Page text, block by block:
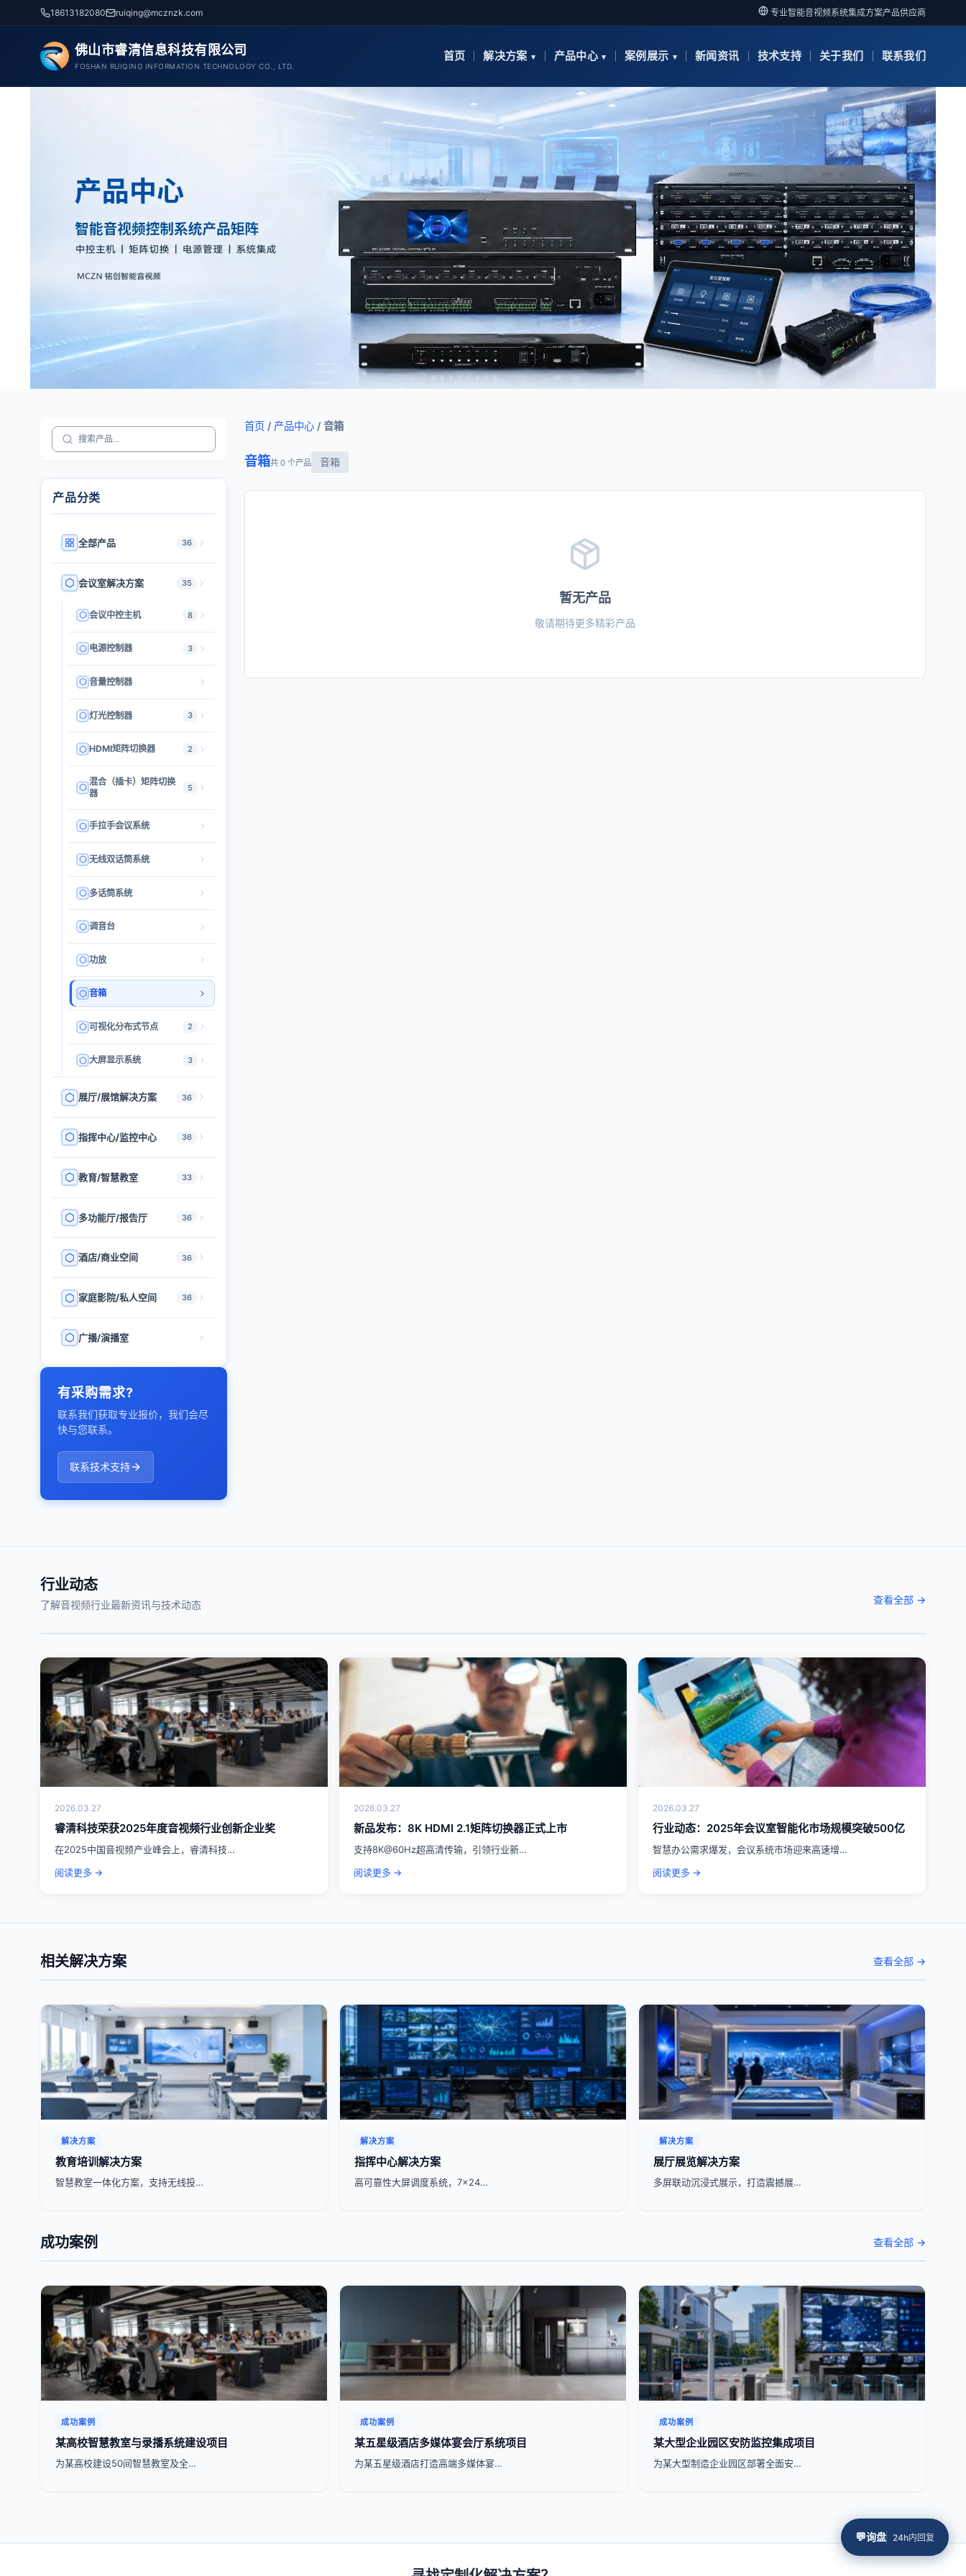
18613182080 ruiqing@mcznzk.com 专业智能音视频系统集成方案产品供应商
佛山市睿清信息科技有限公司
FOSHAN RUIQING INFORMATION TECHNOLOGY CO., LTD.
首页 解决方案 产品中心 案例展示 新闻资讯 技术支持 关于我们 联系我们
产品分类
全部产品 36
会议室解决方案 35
会议中控主机 8
电源控制器 3
音量控制器
灯光控制器 3
HDMI矩阵切换器 2
混合（插卡）矩阵切换
器
5
手拉手会议系统
无线双话筒系统
多话筒系统
调音台
功放
音箱
可视化分布式节点 2
大屏显示系统 3
展厅/展馆解决方案 36
指挥中心/监控中心 36
教育/智慧教室 33
多功能厅/报告厅 36
酒店/商业空间 36
家庭影院/私人空间 36
广播/演播室
有采购需求?
联系我们获取专业报价，我们会尽
快与您联系。
联系技术支持
首页 / 产品中心 / 音箱
音箱共 0 个产品 音箱
暂无产品
敬请期待更多精彩产品
行业动态
了解音视频行业最新资讯与技术动态 查看全部 →
2026.03.27
睿清科技荣获2025年度音视频行业创新企业奖
在2025中国音视频产业峰会上，睿清科技…
阅读更多 →
2026.03.27
新品发布：8K HDMI 2.1矩阵切换器正式上市
支持8K@60Hz超高清传输，引领行业新…
阅读更多 →
2026.03.27
行业动态：2025年会议室智能化市场规模突破500亿
智慧办公需求爆发，会议系统市场迎来高速增…
阅读更多 →
相关解决方案 查看全部 →
解决方案
教育培训解决方案
智慧教室一体化方案，支持无线投…
解决方案
指挥中心解决方案
高可靠性大屏调度系统，7x24…
解决方案
展厅展览解决方案
多屏联动沉浸式展示，打造震撼展…
成功案例 查看全部 →
成功案例
某高校智慧教室与录播系统建设项目
为某高校建设50间智慧教室及全…
成功案例
某五星级酒店多媒体宴会厅系统项目
为某五星级酒店打造高端多媒体宴…
成功案例
某大型企业园区安防监控集成项目
为某大型制造企业园区部署全面安…
💬询盘 24h内回复